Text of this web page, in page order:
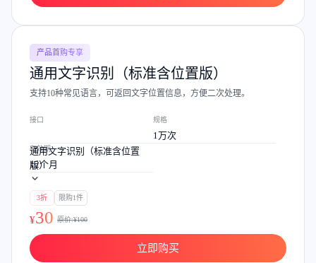
产品首购专享
通用文字识别（标准含位置版）
支持10种常见语言，可返回文字位置信息，方便二次处理。
接口
通用文字识别（标准含位置
版）
规格
1万次
有效期
12个月
3折 限购1件
¥30 原价:¥100
立即购买